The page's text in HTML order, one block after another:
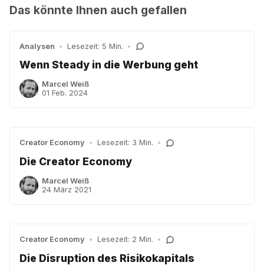
Das könnte Ihnen auch gefallen
Analysen • Lesezeit: 5 Min. •
Wenn Steady in die Werbung geht
Marcel Weiß
01 Feb. 2024
Creator Economy • Lesezeit: 3 Min. •
Die Creator Economy
Marcel Weiß
24 März 2021
Creator Economy • Lesezeit: 2 Min. •
Die Disruption des Risikokapitals